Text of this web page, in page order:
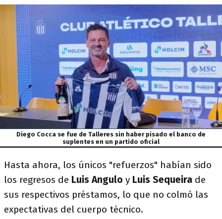
Diego Cocca se fue de Talleres sin haber pisado el banco de
suplentes en un partido oficial
Hasta ahora, los únicos "refuerzos" habían sido
los regresos de Luis Angulo y Luis Sequeira de
sus respectivos préstamos, lo que no colmó las
expectativas del cuerpo técnico.